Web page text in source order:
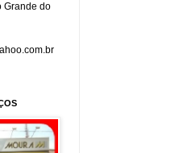
Grande do